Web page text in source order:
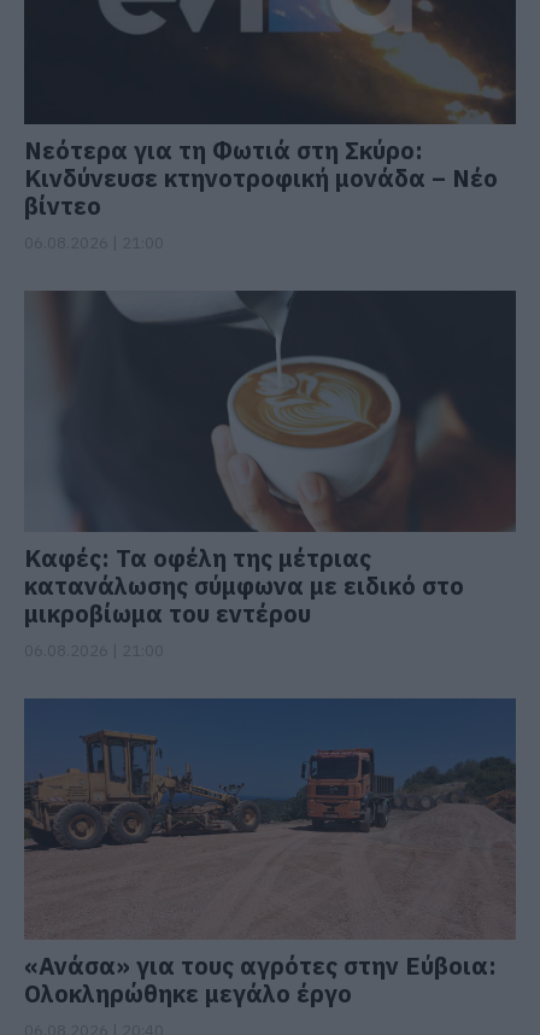
Νεότερα για τη Φωτιά στη Σκύρο:
Κινδύνευσε κτηνοτροφική μονάδα – Νέο
βίντεο
Καφές: Τα οφέλη της μέτριας
κατανάλωσης σύμφωνα με ειδικό στο
μικροβίωμα του εντέρου
«Ανάσα» για τους αγρότες στην Εύβοια:
Ολοκληρώθηκε μεγάλο έργο